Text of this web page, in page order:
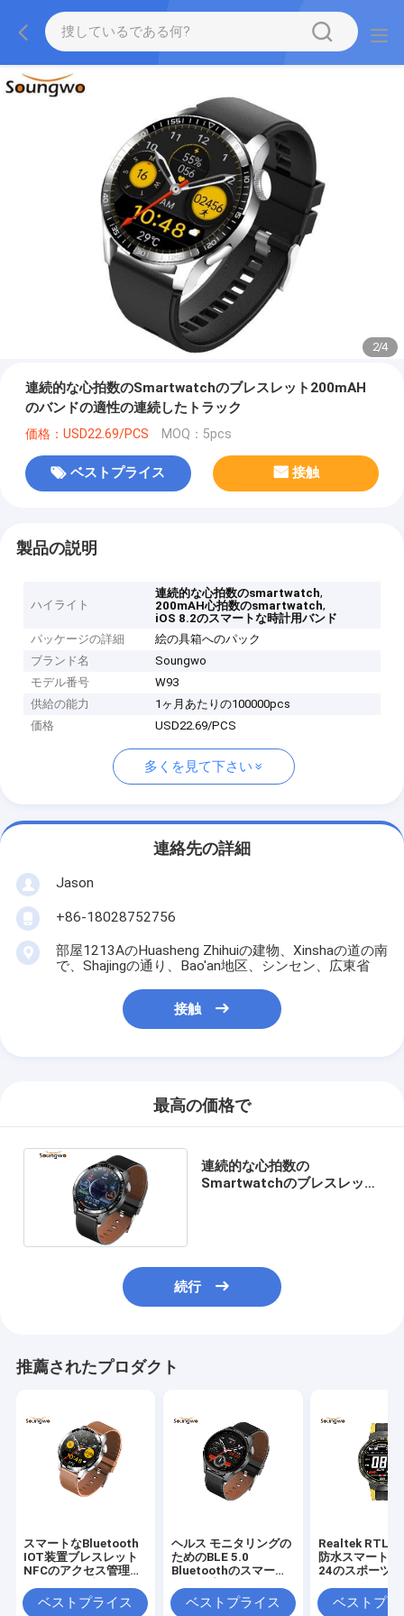
2/4
連続的な心拍数のSmartwatchのブレスレット200mAH
のバンドの適性の連続したトラック
価格：USD22.69/PCS MOQ：5pcs
ベストプライス 接触
製品の説明
ハイライト
連続的な心拍数のsmartwatch,
200mAH心拍数のsmartwatch,
iOS 8.2のスマートな時計用バンド
パッケージの詳細
絵の具箱へのパック
ブランド名
Soungwo
モデル番号
W93
供給の能力
1ヶ月あたりの100000pcs
価格
USD22.69/PCS
多くを見て下さい
連絡先の詳細
Jason
+86-18028752756
部屋1213AのHuasheng Zhihuiの建物、Xinshaの道の南
で、Shajingの通り、Bao'an地区、シンセン、広東省
接触
最高の価格で
連続的な心拍数の
Smartwatchのブレスレット
続行
推薦されたプロダクト
スマートなBluetooth
IOT装置ブレスレット
NFCのアクセス管理
モニター
ベストプライス
ヘルス モニタリングの
ためのBLE 5.0
Bluetoothのスマート
多スポーツ モード
ベストプライス
Realtek
防水スマートな
24のスポーツ
ベストプラ